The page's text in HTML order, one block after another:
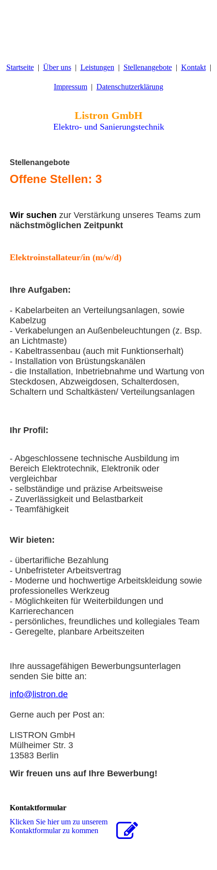
Startseite Über uns Leistungen Stellenangebote Kontakt
Impressum Datenschutzerklärung
Listron GmbH
Elektro- und Sanierungstechnik
Stellenangebote
Offene Stellen: 3
Wir suchen zur Verstärkung unseres Teams zum
nächstmöglichen Zeitpunkt
Elektroinstallateur/in (m/w/d)
Ihre Aufgaben:
- Kabelarbeiten an Verteilungsanlagen, sowie
Kabelzug
- Verkabelungen an Außenbeleuchtungen (z. Bsp.
an Lichtmaste)
- Kabeltrassenbau (auch mit Funktionserhalt)
- Installation von Brüstungskanälen
- die Installation, Inbetriebnahme und Wartung von
Steckdosen, Abzweigdosen, Schalterdosen,
Schaltern und Schaltkästen/ Verteilungsanlagen
Ihr Profil:
- Abgeschlossene technische Ausbildung im
Bereich Elektrotechnik, Elektronik oder
vergleichbar
- selbständige und präzise Arbeitsweise
- Zuverlässigkeit und Belastbarkeit
- Teamfähigkeit
Wir bieten:
- übertarifliche Bezahlung
- Unbefristeter Arbeitsvertrag
- Moderne und hochwertige Arbeitskleidung sowie
professionelles Werkzeug
- Möglichkeiten für Weiterbildungen und
Karrierechancen
- persönliches, freundliches und kollegiales Team
- Geregelte, planbare Arbeitszeiten
Ihre aussagefähigen Bewerbungsunterlagen
senden Sie bitte an:
info@listron.de
Gerne auch per Post an:
LISTRON GmbH
Mülheimer Str. 3
13583 Berlin
Wir freuen uns auf Ihre Bewerbung!
Kontaktformular
Klicken Sie hier um zu unserem
Kon­takt­for­mu­lar zu kommen